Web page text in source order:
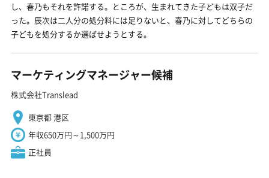
し、春乃もそれを許諾する。ところが、生まれてきた子どもは双子だ
った。辰次は二人分の処分料には足りないと、春乃に対してどちらの
子どもを処分するか選ばせようとする。
マーケティングマネージャー候補
株式会社Translead
東京都 港区
年収650万円～1,500万円
正社員